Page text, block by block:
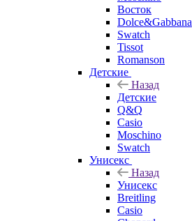
Восток
Dolce&Gabbana
Swatch
Tissot
Romanson
Детские
Назад
Детские
Q&Q
Casio
Moschino
Swatch
Унисекс
Назад
Унисекс
Breitling
Casio